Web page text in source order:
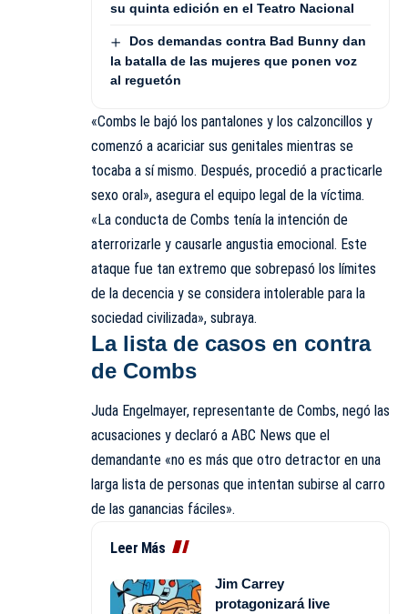
su quinta edición en el Teatro Nacional
Dos demandas contra Bad Bunny dan
la batalla de las mujeres que ponen voz
al reguetón
«Combs le bajó los pantalones y los calzoncillos y
comenzó a acariciar sus genitales mientras se
tocaba a sí mismo. Después, procedió a practicarle
sexo oral», asegura el equipo legal de la víctima.
«La conducta de Combs tenía la intención de
aterrorizarle y causarle angustia emocional. Este
ataque fue tan extremo que sobrepasó los límites
de la decencia y se considera intolerable para la
sociedad civilizada», subraya.
La lista de casos en contra
de Combs
Juda Engelmayer, representante de Combs, negó las
acusaciones y declaró a ABC News que el
demandante «no es más que otro detractor en una
larga lista de personas que intentan subirse al carro
de las ganancias fáciles».
Leer Más
Jim Carrey
protagonizará live